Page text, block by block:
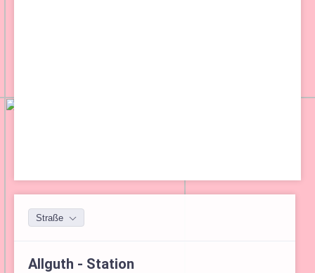
Straße
Allguth - Station